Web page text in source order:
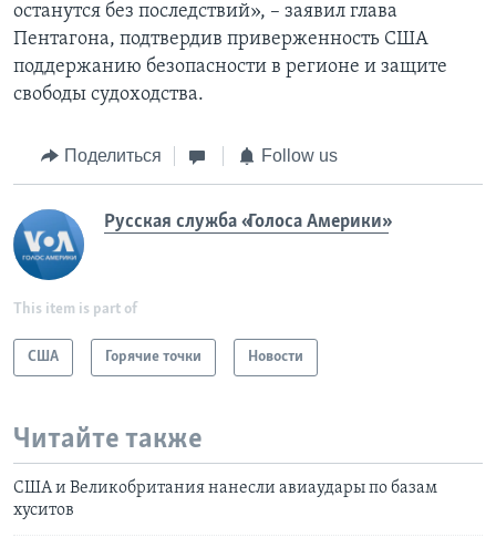
останутся без последствий», – заявил глава
Пентагона, подтвердив приверженность США
поддержанию безопасности в регионе и защите
свободы судоходства.
Поделиться Follow us
Русская служба «Голоса Америки»
This item is part of
США Горячие точки Новости
Читайте также
США и Великобритания нанесли авиаудары по базам
хуситов